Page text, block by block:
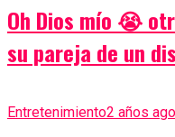
Oh Dios mío 😭
su pareja de un
Entretenimiento2 años ago